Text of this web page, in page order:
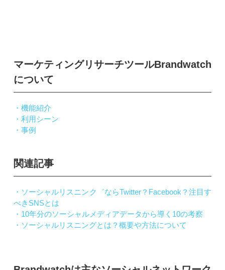
マーケティングリサーチツールBrandwatch
について
・機能紹介
・利用シーン
・事例
関連記事
・ソーシャルリスニンク゛ならTwitter？Facebook？注目す
べきSNSとは
・10年分のソーシャルメディアデータから導く10の考察
・ソーシャルリスニングとは？概要や方法について